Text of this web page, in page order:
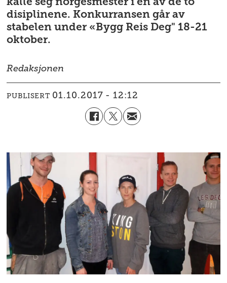
kalle seg norgesmester i en av de to
disiplinene. Konkurransen går av
stabelen under «Bygg Reis Deg" 18-21
oktober.
Redaksjonen
PUBLISERT 01.10.2017 - 12:12